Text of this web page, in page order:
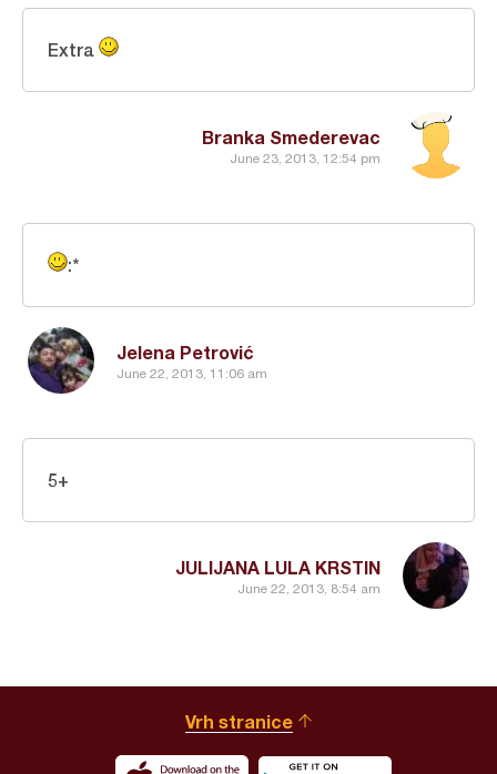
Branka Smederevac
June 23, 2013, 12:54 pm
Extra
Jelena Petrović
June 22, 2013, 11:06 am
:*
JULIJANA LULA KRSTIN
June 22, 2013, 8:54 am
5+
Vrh stranice